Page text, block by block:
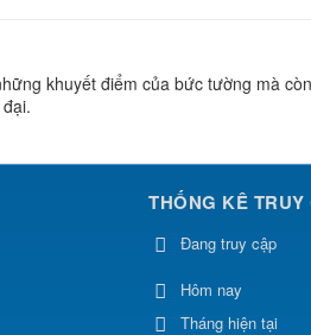
khuyết điểm của bức tường mà
THỐNG KÊ TRUY
Đang truy cập
Hôm nay
Tháng hiện tại